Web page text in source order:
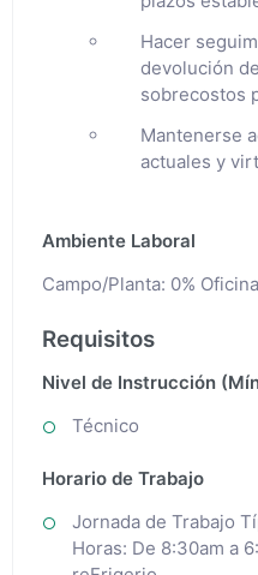
Hacer
devolución
sobrecostos
Mantenerse
actuales y
Ambiente Laboral
Campo/Planta: 0%
Requisitos
Nivel de Instrucción
Técnico
Horario de Trabajo
Jornada de Trabajo
Horas: De 8:30am a